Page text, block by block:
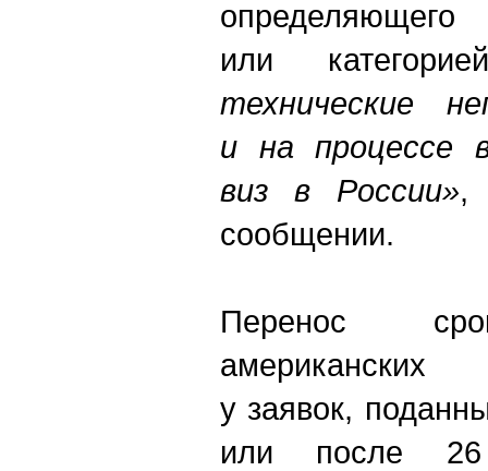
или
технические
и на процессе
виз в России»,
сообщении.
Перенос
американских
у заявок,
или после